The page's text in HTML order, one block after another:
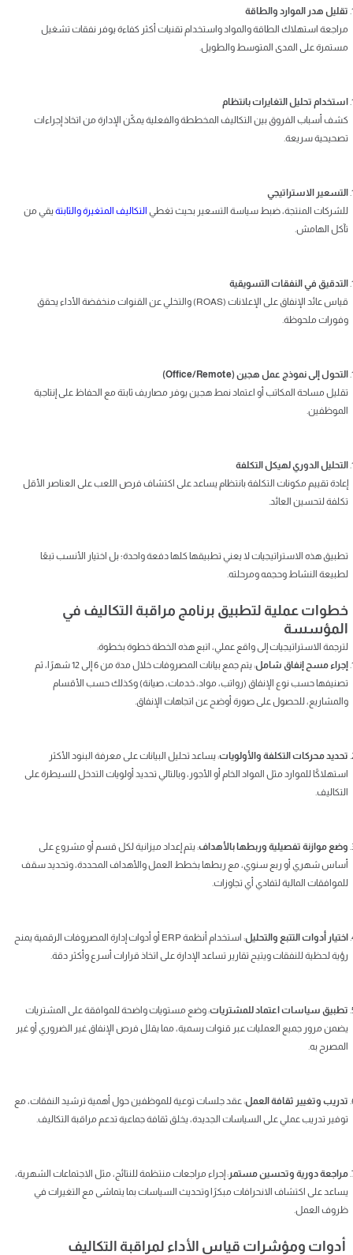
تقليل هدر الموارد والطاقة
مراجعة استهلاك الطاقة والمواد واستخدام تقنيات أكثر كفاءة يوفر نفقات تشغيل
مستمرة على المدى المتوسط والطويل.
استخدام تحليل التغايرات بانتظام
كشف أسباب الفروق بين التكاليف المخططة والفعلية يمكّن الإدارة من اتخاذ إجراءات
تصحيحية سريعة.
التسعير الاستراتيجي
للشركات المنتجة، ضبط سياسة التسعير بحيث تغطي التكاليف المتغيرة والثابتةيقي من
تآكل الهامش.
التدقيق في النفقات التسويقية
قياس عائد الإنفاق على الإعلانات (ROAS) والتخلي عن القنوات منخفضة الأداء يحقق
وفورات ملحوظة.
التحول إلى نموذج عمل هجين (Office/Remote)
تقليل مساحة المكاتب أو اعتماد نمط هجين يوفر مصاريف ثابتة مع الحفاظ على إنتاجية
الموظفين.
التحليل الدوري لهيكل التكلفة
إعادة تقييم مكونات التكلفة بانتظام يساعد على اكتشاف فرص اللعب على العناصر الأقل
تكلفة لتحسين العائد.
تطبيق هذه الاستراتيجيات لا يعني تطبيقها كلها دفعة واحدة؛ بل اختيار الأنسب تبعًا
لطبيعة النشاط وحجمه ومرحلته.
خطوات عملية لتطبيق برنامج مراقبة التكاليف في
المؤسسة
لترجمة الاستراتيجيات إلى واقع عملي، اتبع هذه الخطة خطوة بخطوة:
إجراء مسح إنفاق شامل
: يتم جمع بيانات المصروفات خلال مدة من 6 إلى 12 شهرًا، ثم
تصنيفها حسب نوع الإنفاق (رواتب، مواد، خدمات، صيانة) وكذلك حسب الأقسام
والمشاريع، للحصول على صورة أوضح عن اتجاهات الإنفاق.
تحديد محركات التكلفة والأولويات: يساعد تحليل البيانات على معرفة البنود الأكثر
استهلاكًا للموارد مثل المواد الخام أو الأجور، وبالتالي تحديد أولويات التدخل للسيطرة على
التكاليف.
وضع موازنة تفصيلية وربطها بالأهداف: يتم إعداد ميزانية لكل قسم أو مشروع على
أساس شهري أو ربع سنوي، مع ربطها بخطط العمل والأهداف المحددة، وتحديد سقف
للموافقات المالية لتفادي أي تجاوزات.
اختيار أدوات التتبع والتحليل
: استخدام أنظمة ERP أو أدوات إدارة المصروفات الرقمية يمنح
رؤية لحظية للنفقات ويتيح تقارير تساعد الإدارة على اتخاذ قرارات أسرع وأكثر دقة.
تطبيق سياسات اعتماد للمشتريات: وضع مستويات واضحة للموافقة على المشتريات
يضمن مرور جميع العمليات عبر قنوات رسمية، مما يقلل فرص الإنفاق غير الضروري أو غير
المصرح به.
تدريب وتغيير ثقافة العمل: عقد جلسات توعية للموظفين حول أهمية ترشيد النفقات، مع
توفير تدريب عملي على السياسات الجديدة، يخلق ثقافة جماعية تدعم مراقبة التكاليف.
مراجعة دورية وتحسين مستمر: إجراء مراجعات منتظمة للنتائج، مثل الاجتماعات الشهرية،
يساعد على اكتشاف الانحرافات مبكرًا وتحديث السياسات بما يتماشى مع التغيرات في
ظروف العمل.
أدوات ومؤشرات قياس الأداء لمراقبة التكاليف